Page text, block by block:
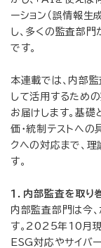
ーション（誤情報生
し、多くの監査部
です。
本連載では、内部
して活用するため
お届けします。基
価・統制テストへ
クへの対応まで、
す。
１．内部監査を取
内部監査部門は今
す。2025年10月現
ESG対応やサイバー